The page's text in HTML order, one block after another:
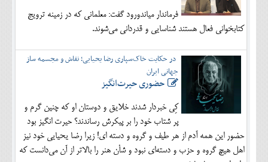
فرماندار میاندورود گفت: معلمانی که در زمینه ترویج
کتابخوانی فعال هستند شناسایی و قدردانی می‌شوند.
در حکایت خاک‌سپاری رضا یحیایی؛ نقاش و مجسمه ساز
جهانی ایران
حضوری حیرت‌انگیز
کِی خبردار شدند خلایق و دوستان او که چنین گرم و
پر شتاب خود را بر پیکرش رساندند؟ حیرت انگیز بود
حضور این همه آدم از هر طیف و گروه و دسته ای! زیرا رضا یحیایی خود نیز
اهل هیچ گروه و حزب و دسته‌ای نبود و شأن هنر را بالاتر از آن می‌دانست که